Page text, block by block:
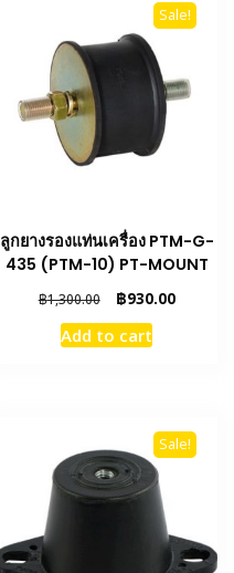
Sale!
ลูกยางรองแท่นเครื่อง PTM-G-
435 (PTM-10) PT-MOUNT
฿1,300.00
Original
price
was:
฿930.00Current
Add to cart
Sale!